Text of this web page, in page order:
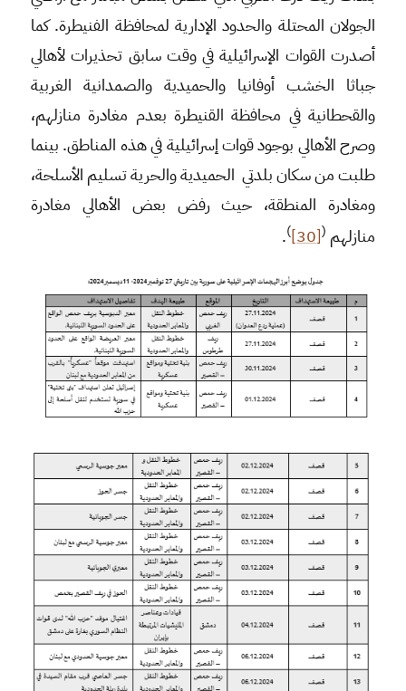
الجولان المحتلة والحدود الإدارية لمحافظة الفنيطرة. كما
أصدرت القوات الإسرائيلية في وقت سابق تحذيرات لأهالي
جباثا الخشب أوفانيا والحميدية والصمدانية الغربية
والقحطانية في محافظة القنيطرة بعدم مغادرة منازلهم،
وصرح الأهالي بوجود قوات إسرائيلية في هذه المناطق. بينما
طلبت من سكان بلدتي الحميدية والحرية تسليم الأسلحة،
ومغادرة المنطقة، حيث رفض بعض الأهالي مغادرة
منازلهم (
[30]
)
.